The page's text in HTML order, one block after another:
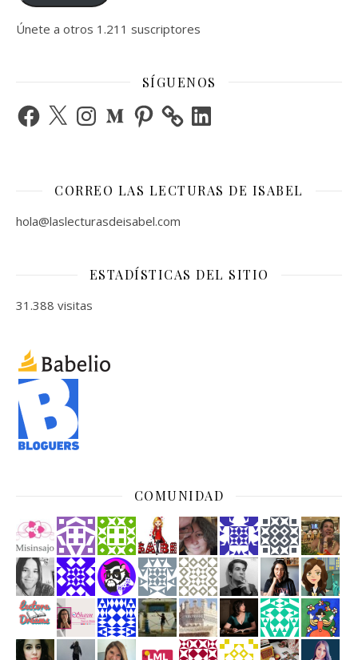
Únete a otros 1.211 suscriptores
SÍGUENOS
Facebook
X InstagramMediumPinterest LinkedIn
CORREO LAS LECTURAS DE ISABEL
hola@laslecturasdeisabel.com
ESTADÍSTICAS DEL SITIO
31.388 visitas
COMUNIDAD